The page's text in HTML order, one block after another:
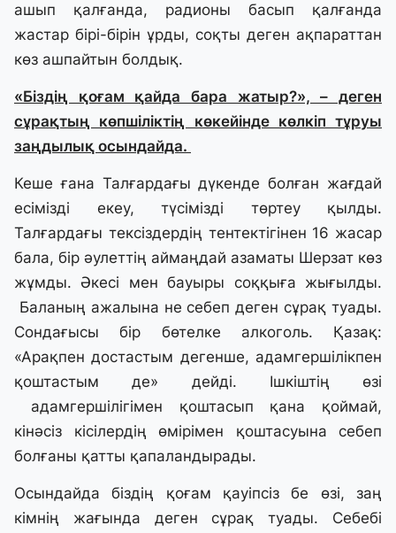
ашып қалғанда, радионы басып қалғанда
жастар бірі-бірін ұрды, соқты деген ақпараттан
көз ашпайтын болдық.
«Біздің қоғам қайда бара жатыр?», – деген
сұрақтың көпшіліктің көкейінде көлкіп тұруы
заңдылық осындайда.
Кеше ғана Талғардағы дүкенде болған жағдай
есімізді екеу, түсімізді төртеу қылды.
Талғардағы тексіздердің тентектігінен 16 жасар
бала, бір әулеттің аймаңдай азаматы Шерзат көз
жұмды. Әкесі мен бауыры соққыға жығылды.
Баланың ажалына не себеп деген сұрақ туады.
Сондағысы бір бөтелке алкоголь. Қазақ:
«Арақпен достастым дегенше, адамгершілікпен
қоштастым де» дейді. Ішкіштің өзі
адамгершілігімен қоштасып қана қоймай,
кінәсіз кісілердің өмірімен қоштасуына себеп
болғаны қатты қапаландырады.
Осындайда біздің қоғам қауіпсіз бе өзі, заң
кімнің жағында деген сұрақ туады. Себебі